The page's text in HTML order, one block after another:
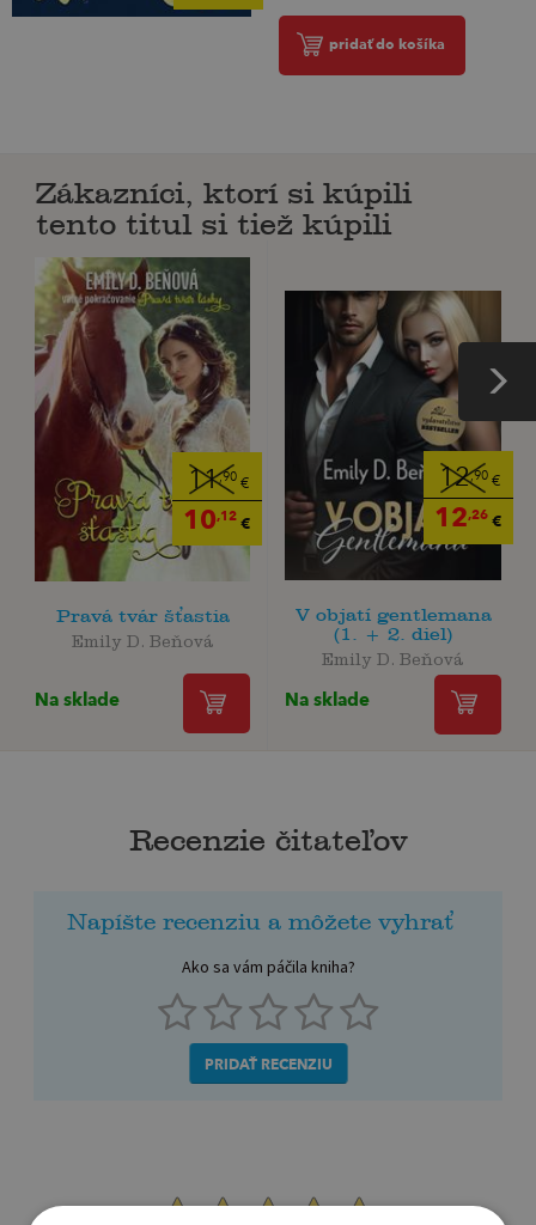
pridať do košíka
Zákazníci, ktorí si kúpili
tento titul si tiež kúpili
11,90€
10,12€
Pravá tvár šťastia
Emily D. Beňová
Na sklade
12,90€
12,26€
V objatí gentlemana
(1. + 2. diel)
Emily D. Beňová
Na sklade
Recenzie čitateľov
Napíšte recenziu a môžete vyhrať
Ako sa vám páčila kniha?
PRIDAŤ RECENZIU